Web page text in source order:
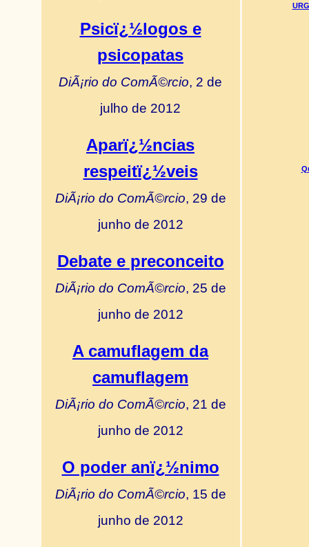
Psicï¿½logos e
psicopatas
DiÃ¡rio do ComÃ©rcio, 2 de
julho de 2012
Aparï¿½ncias
respeitï¿½veis
DiÃ¡rio do ComÃ©rcio, 29 de
junho de 2012
Debate e preconceito
DiÃ¡rio do ComÃ©rcio, 25 de
junho de 2012
A camuflagem da
camuflagem
DiÃ¡rio do ComÃ©rcio, 21 de
junho de 2012
O poder anï¿½nimo
DiÃ¡rio do ComÃ©rcio, 15 de
junho de 2012